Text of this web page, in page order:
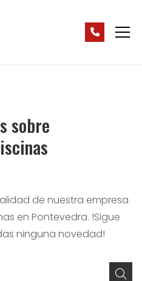
sobre
de nuestra empresa
en Pontevedra. !Sigue
ninguna novedad!